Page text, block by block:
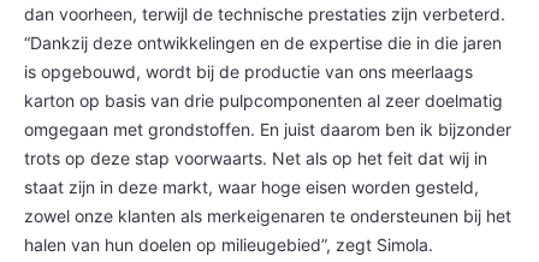
dan voorheen, terwijl de technische prestaties zijn verbeterd.
“Dankzij deze ontwikkelingen en de expertise die in die jaren
is opgebouwd, wordt bij de productie van ons meerlaags
karton op basis van drie pulpcomponenten al zeer doelmatig
omgegaan met grondstoffen. En juist daarom ben ik bijzonder
trots op deze stap voorwaarts. Net als op het feit dat wij in
staat zijn in deze markt, waar hoge eisen worden gesteld,
zowel onze klanten als merkeigenaren te ondersteunen bij het
halen van hun doelen op milieugebied”, zegt Simola.